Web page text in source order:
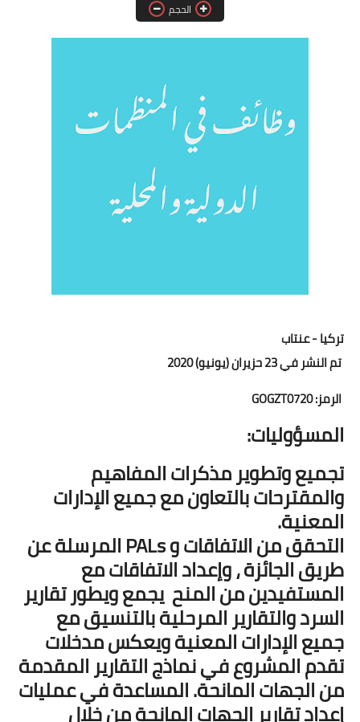
فرص عمل في العراق
فرص عمل في السودان
دورات تدريبية
الحجم
تركيا - عنتاب
تم النشر في 23 حزيران (يونيو) 2020
الرمز: GOGZT0720
المسؤوليات:
تجميع وتطوير مذكرات المفاهيم
والمقترحات بالتعاون مع جميع الإدارات
المعنية.
التحقق من الاتفاقات و PALs المرسلة عن
طريق الجائزة ، وإعداد الاتفاقات مع
المستفيدين من المنح يجمع ويطور تقارير
السرد والتقارير المرحلية بالتنسيق مع
جميع الإدارات المعنية ويعكس مدخلات
تقدم المشروع في نماذج التقارير المقدمة
من الجهات المانحة. المساعدة في عمليات
إعداد تقارير الجهات المانحة من خلال